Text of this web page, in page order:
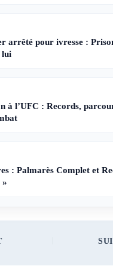
arrêté pour ivresse :
lui
à l’UFC : Records,
: Palmarès Complet et
»